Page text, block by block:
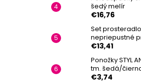
šedý melír
€16,76
Set
nepriepustné
€13,41
Ponožky STYL
tm. šedá/
€3,74